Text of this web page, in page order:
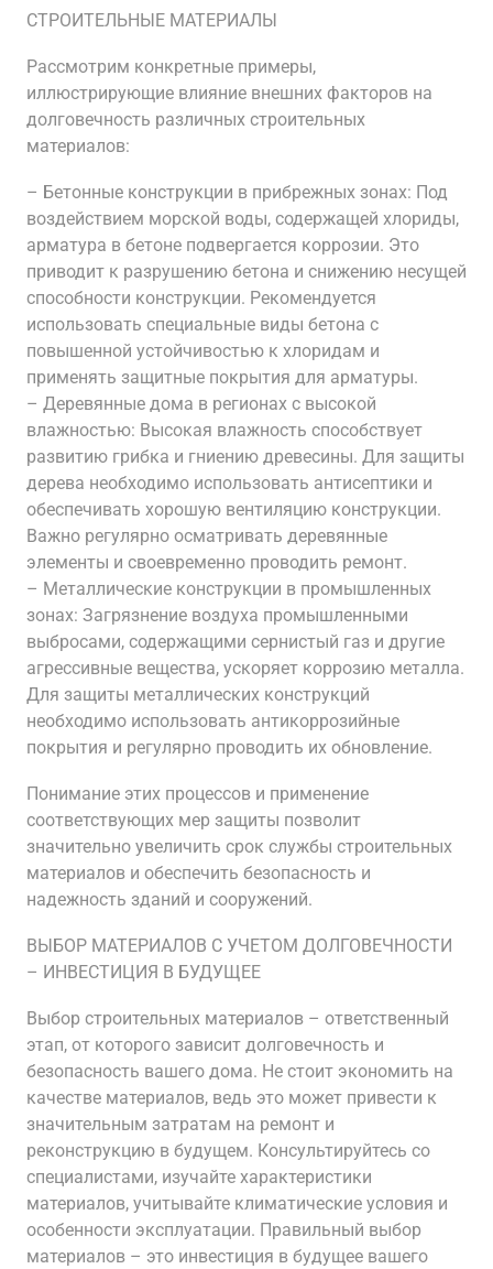
СТРОИТЕЛЬНЫЕ МАТЕРИАЛЫ
Рассмотрим конкретные примеры,
иллюстрирующие влияние внешних факторов на
долговечность различных строительных
материалов:
– Бетонные конструкции в прибрежных зонах: Под
воздействием морской воды, содержащей хлориды,
арматура в бетоне подвергается коррозии. Это
приводит к разрушению бетона и снижению несущей
способности конструкции. Рекомендуется
использовать специальные виды бетона с
повышенной устойчивостью к хлоридам и
применять защитные покрытия для арматуры.
– Деревянные дома в регионах с высокой
влажностью: Высокая влажность способствует
развитию грибка и гниению древесины. Для защиты
дерева необходимо использовать антисептики и
обеспечивать хорошую вентиляцию конструкции.
Важно регулярно осматривать деревянные
элементы и своевременно проводить ремонт.
– Металлические конструкции в промышленных
зонах: Загрязнение воздуха промышленными
выбросами, содержащими сернистый газ и другие
агрессивные вещества, ускоряет коррозию металла.
Для защиты металлических конструкций
необходимо использовать антикоррозийные
покрытия и регулярно проводить их обновление.
Понимание этих процессов и применение
соответствующих мер защиты позволит
значительно увеличить срок службы строительных
материалов и обеспечить безопасность и
надежность зданий и сооружений.
ВЫБОР МАТЕРИАЛОВ С УЧЕТОМ ДОЛГОВЕЧНОСТИ
– ИНВЕСТИЦИЯ В БУДУЩЕЕ
Выбор строительных материалов – ответственный
этап, от которого зависит долговечность и
безопасность вашего дома. Не стоит экономить на
качестве материалов, ведь это может привести к
значительным затратам на ремонт и
реконструкцию в будущем. Консультируйтесь со
специалистами, изучайте характеристики
материалов, учитывайте климатические условия и
особенности эксплуатации. Правильный выбор
материалов – это инвестиция в будущее вашего